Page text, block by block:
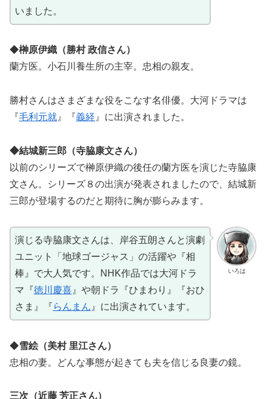
いました。
◆榊原伊織（勝村 政信さん）
蘭方医。小石川養生所の主宰。忠相の親友。
勝村さんはさまざまな役をこなす名俳優。大河ドラマは
『毛利元就 』『義経 』に出演されました。
◆結城新三郎（寺脇康文さん）
以前のシリーズで榊原伊織の後任の蘭方医を演じた寺脇康
文さん。シリーズ８の出演が発表されましたので、結城新
三郎が登場するのだと期待に胸が膨らみます。
いろは
演じる寺脇康文さんは、岸谷五朗さんと演劇
ユニット「地球ゴージャス」の活躍や『相
棒』で大人気です。NHK作品では大河ドラ
マ『徳川慶喜 』や朝ドラ『ひまわり』『おひ
さま』『らんまん 』に出演されています。
◆雪絵（美村 里江さん）
忠相の妻。どんな事態が起きても夫を信じる良妻の鏡。
三次（近藤 芳正さん）